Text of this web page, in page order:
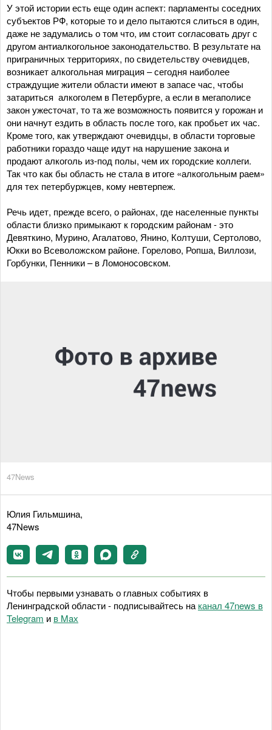
У этой истории есть еще один аспект: парламенты соседних
субъектов РФ, которые то и дело пытаются слиться в один,
даже не задумались о том что, им стоит согласовать друг с
другом антиалкогольное законодательство. В результате на
приграничных территориях, по свидетельству очевидцев,
возникает алкогольная миграция – сегодня наиболее
страждущие жители области имеют в запасе час, чтобы
затариться алкоголем в Петербурге, а если в мегаполисе
закон ужесточат, то та же возможность появится у горожан и
они начнут ездить в область после того, как пробьет их час.
Кроме того, как утверждают очевидцы, в области торговые
работники гораздо чаще идут на нарушение закона и
продают алкоголь из-под полы, чем их городские коллеги.
Так что как бы область не стала в итоге «алкогольным раем»
для тех петербуржцев, кому невтерпеж.
Речь идет, прежде всего, о районах, где населенные пункты
области близко примыкают к городским районам - это
Девяткино, Мурино, Агалатово, Янино, Колтуши, Сертолово,
Юкки во Всеволожском районе. Горелово, Ропша, Виллози,
Горбунки, Пенники – в Ломоносовском.
47News
Юлия Гильмшина,
47News
Чтобы первыми узнавать о главных событиях в
Ленинградской области - подписывайтесь на канал 47news в
Telegram и в Maх